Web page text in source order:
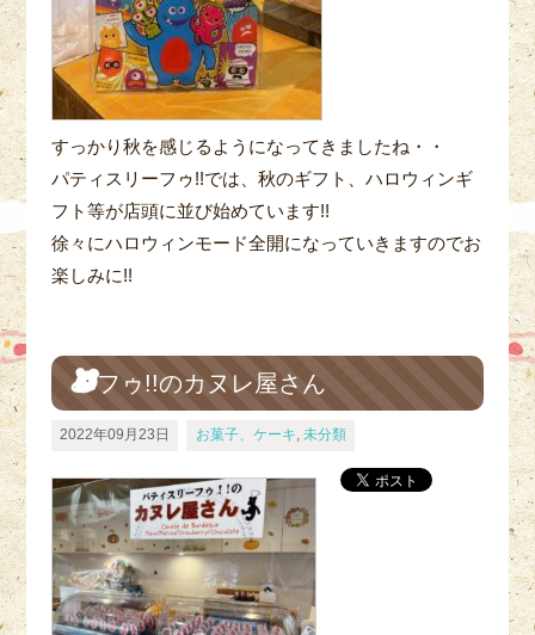
すっかり秋を感じるようになってきましたね・・
パティスリーフゥ!!では、秋のギフト、ハロウィンギ
フト等が店頭に並び始めています!!
徐々にハロウィンモード全開になっていきますのでお
楽しみに!!
フゥ!!のカヌレ屋さん
2022年09月23日 お菓子、ケーキ, 未分類